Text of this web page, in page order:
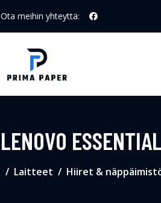
Ota meihin yhteyttä:
LENOVO
Laitteet Hiiret &